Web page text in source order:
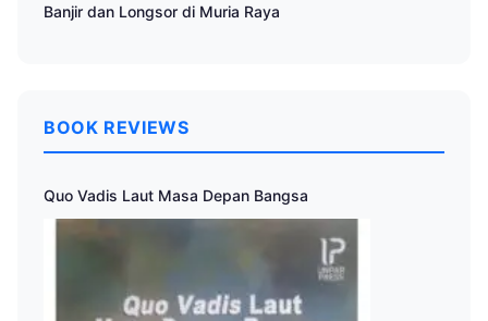
Banjir dan Longsor di Muria Raya
BOOK REVIEWS
Quo Vadis Laut Masa Depan Bangsa